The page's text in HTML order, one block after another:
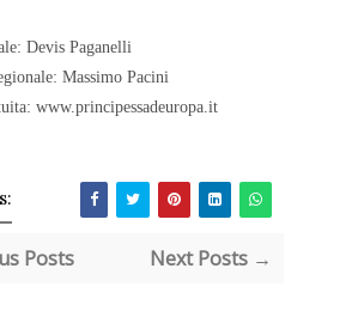
Devis Paganelli
Massimo Pacini
www.principessadeuropa.it
Posts Next Posts →